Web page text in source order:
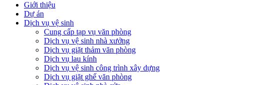
Giới thiệu
Dự án
Dịch vụ vệ sinh
Cung cấp tạp vụ văn phòng
Dịch vụ vệ sinh nhà xưởng
Dịch vụ giặt thảm văn phòng
Dịch vụ lau kính
Dịch vụ vệ sinh công trình xây dựng
Dịch vụ giặt ghế văn phòng